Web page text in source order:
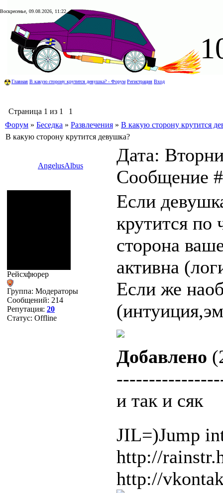
Воскресенье, 09.08.2026, 11:22
Главная В какую сторону крутится девушка? - Форум Регистрация Вход
Страница 1 из 1
1
Форум » Беседка » Развлечения » В какую сторону крутится
В какую сторону крутится девушка?
AngelusAlbus
Дата:
Сообщение
Рейсхфюрер
Группа: Модераторы
Сообщений: 214
Репутация: 20
Статус: Offline
Если
крутится по
сторона
активна
Если же
Добавлено
и так и сяк
JIL=)Jump
http://
http://